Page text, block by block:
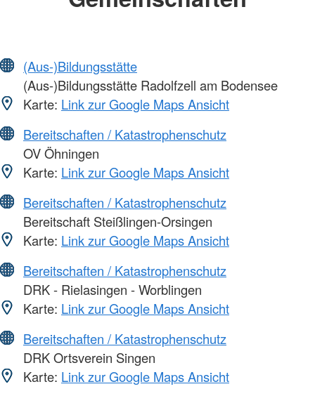
(Aus-)Bildungsstätte
(Aus-)Bildungsstätte Radolfzell am Bodensee
Karte: Link zur Google Maps Ansicht
Bereitschaften / Katastrophenschutz
OV Öhningen
Karte: Link zur Google Maps Ansicht
Bereitschaften / Katastrophenschutz
Bereitschaft Steißlingen-Orsingen
Karte: Link zur Google Maps Ansicht
Bereitschaften / Katastrophenschutz
DRK - Rielasingen - Worblingen
Karte: Link zur Google Maps Ansicht
Bereitschaften / Katastrophenschutz
DRK Ortsverein Singen
Karte: Link zur Google Maps Ansicht